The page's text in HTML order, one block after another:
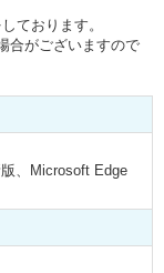
ております。
合がございますので
、Microsoft Edge